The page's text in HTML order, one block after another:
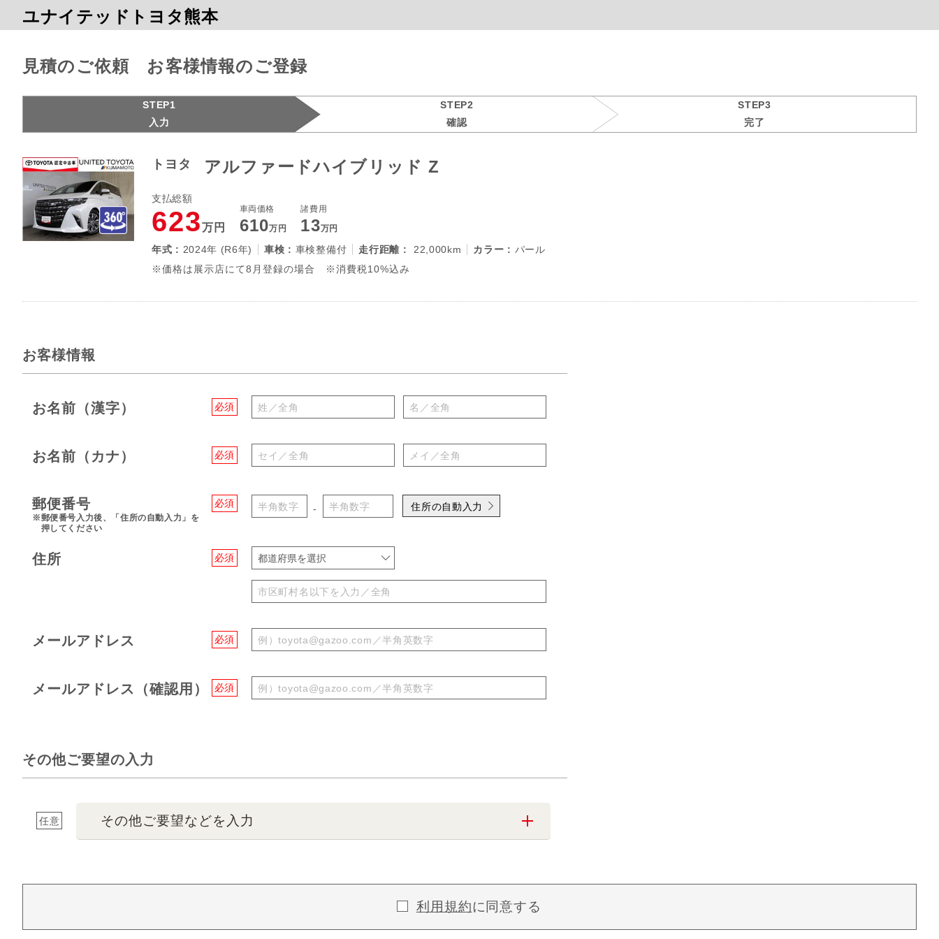
ユナイテッドトヨタ熊本
見積のご依頼 お客様情報のご登録
STEP1
入力
STEP2
確認
STEP3
完了
トヨタ アルファードハイブリッド Z
支払総額
623万円
車両価格
610万円
諸費用
13万円
年式 : 2024年 (R6年) 車検 : 車検整備付 走行距離 : 22,000km カラー : パール
※価格は展示店にて8月登録の場合 ※消費税10%込み
お客様情報
必須
お名前（漢字）
必須
お名前（カナ）
必須
郵便番号
※郵便番号入力後、「住所の自動入力」を
押してください
- 住所の自動入力
必須
住所 都道府県を選択
必須
メールアドレス
必須
メールアドレス（確認用）
その他ご要望の入力
任意 その他ご要望などを入力
利用規約に同意する